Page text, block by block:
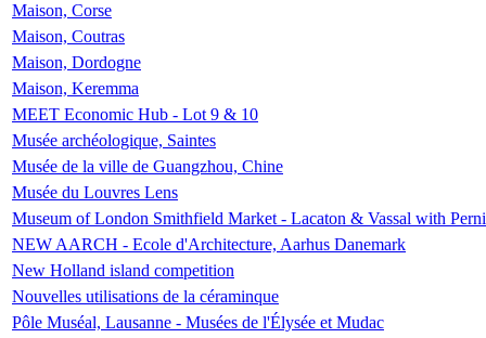
Maison, Corse
Maison, Coutras
Maison, Dordogne
Maison, Keremma
MEET Economic Hub - Lot 9 & 10
Musée archéologique, Saintes
Musée de la ville de Guangzhou, Chine
Musée du Louvres Lens
Museum of London Smithfield Market - Lacaton & Vassal with
NEW AARCH - Ecole d'Architecture, Aarhus Danemark
New Holland island competition
Nouvelles utilisations de la céraminque
Pôle Muséal, Lausanne - Musées de l'Élysée et Mudac